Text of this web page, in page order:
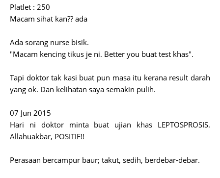
Platlet : 250
Macam sihat kan?? ada
Ada sorang nurse bisik.
"Macam kencing tikus je ni. Better you buat test khas".
Tapi doktor tak kasi buat pun masa itu kerana result darah
yang ok. Dan kelihatan saya semakin pulih.
07 Jun 2015
Hari ni doktor minta buat ujian khas LEPTOSPROSIS.
Allahuakbar, POSITIF!!
Perasaan bercampur baur; takut, sedih, berdebar-debar.